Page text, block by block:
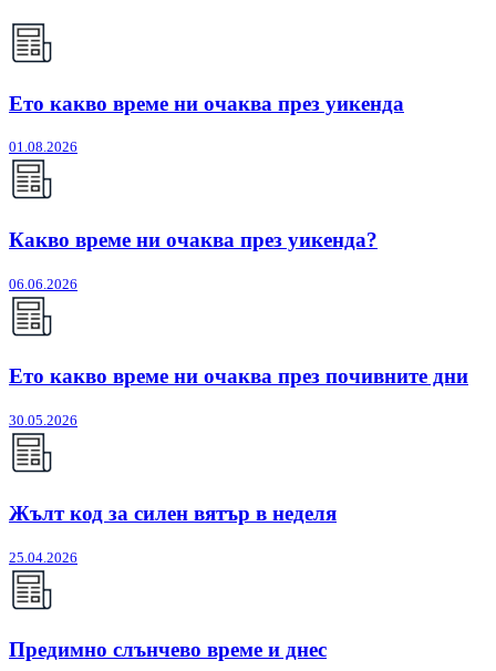
Ето какво време ни очаква през уикенда
01.08.2026
Какво време ни очаква през уикенда?
06.06.2026
Ето какво време ни очаква през почивните дни
30.05.2026
Жълт код за силен вятър в неделя
25.04.2026
Предимно слънчево време и днес